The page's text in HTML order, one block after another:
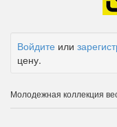
Войдите или
цену.
Молодежная коллекция